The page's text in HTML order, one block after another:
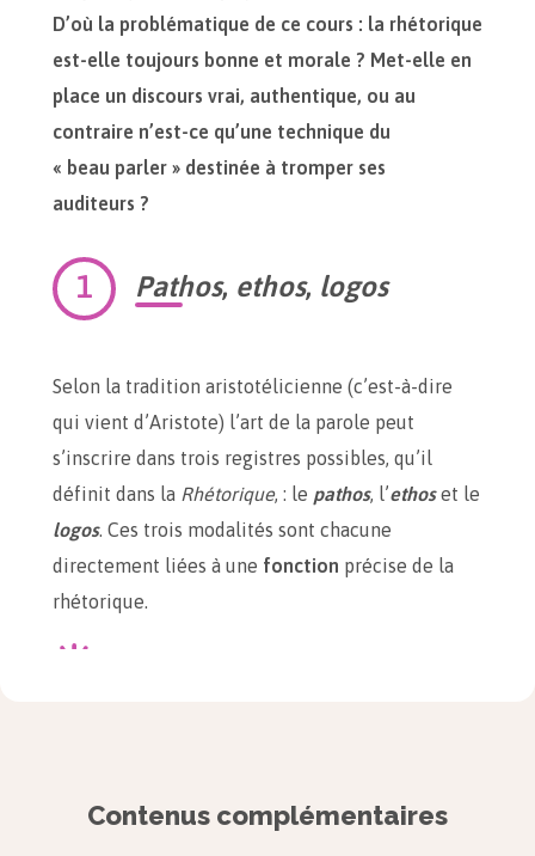
D’où la problématique de ce cours : la rhétorique
est-elle toujours bonne et morale ? Met-elle en
place un discours vrai, authentique, ou au
contraire n’est-ce qu’une technique du
« beau parler » destinée à tromper ses
auditeurs ?
Pathos, ethos, logos
Selon la tradition aristotélicienne (c’est-à-dire
qui vient d’Aristote) l’art de la parole peut
s’inscrire dans trois registres possibles, qu’il
définit dans la Rhétorique, : le pathos, l’ethoset le
logos. Ces trois modalités sont chacune
directement liées à une fonction précise de la
rhétorique.
sentiments et ses émotions.
Contenus complémentaires